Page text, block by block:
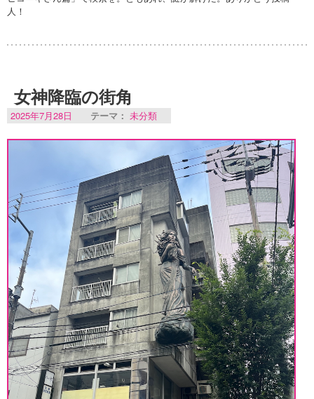
人！
女神降臨の街角
2025年7月28日 テーマ： 未分類